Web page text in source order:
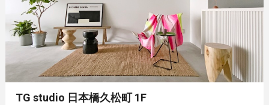
TG studio 日本橋久松町 1F